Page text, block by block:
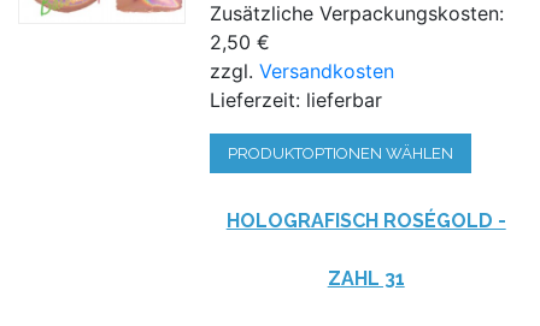
Zusätzliche Verpackungskosten:
2,50 €
zzgl.Versandkosten
Lieferzeit: lieferbar
PRODUKTOPTIONEN WÄHLEN
HOLOGRAFISCH ROSÉGOLD -
ZAHL 31